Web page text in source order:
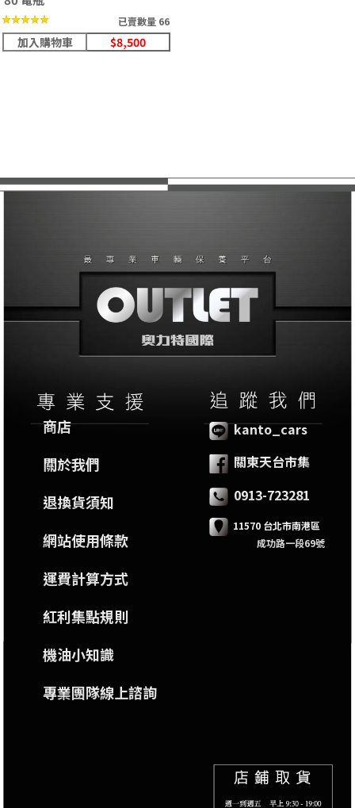
call
★★★★★
★★★★★ 已賣數量 66
加入購物車 $8,500
商店
關於我們
退換貨須知
網站使用條款
運費計算方式
紅利集點規則
機油小知識
專業團隊線上諮詢
kanto_cars
關東天台市集
0913-723281
11570 台北市南港區
成功路一段69號